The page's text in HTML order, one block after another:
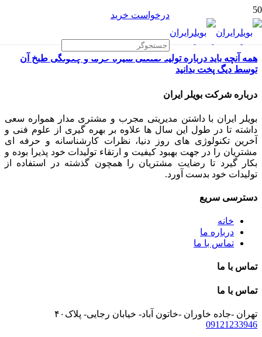
درخواست خرید
همه آنچه باید درباره تولید صنعتی شیره خرما و چگونگی طبخ آن
توسط دیگ پخت بدانید
درباره شرکت بویلر ایران
بویلر ایران با داشتن مدیریتی مجرب و مشتری مدار همواره سعی
داشته تا در طول این سال ها علاوه بر بهره گیری از علوم فنی و
آخرین تکنولوژی های روز دنیا، نظرات کارشناسانه و حرفه ای
مشتریان را در جهت بهبود کیفیت و ارتقاء تولیدات خود پذیرا بوده و
بکار گیرد تا رضایت مشتریان را همچون گذشته در استفاده از
تولیدات خود بدست آورد.
دسترسی سریع
خانه
درباره ما
تماس با ما
تماس با ما
تماس با ما
تهران -جاده خاوران -خاتون آباد- خیابان رجایی- پلاک۴۰
09121233946